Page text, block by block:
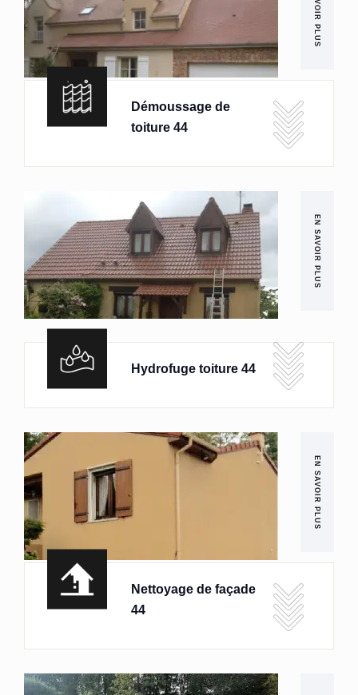
Démoussage de
toiture 44
EN SAVOIR PLUS
Hydrofuge toiture 44
EN SAVOIR PLUS
Nettoyage de façade
44